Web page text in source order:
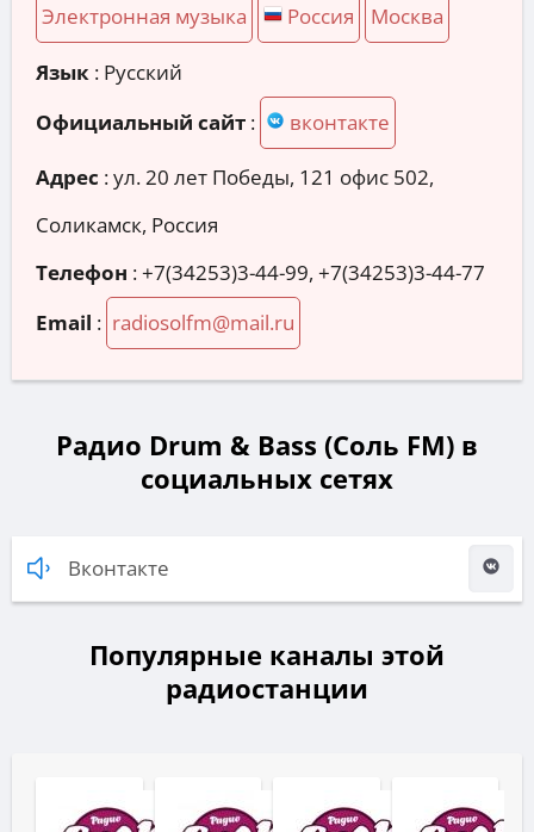
Электронная музыка Россия Москва
Язык : Русский
Официальный сайт : вконтакте
Адрес :ул. 20 лет Победы, 121 офис 502,
Соликамск, Россия
Телефон :+7(34253)3-44-99, +7(34253)3-44-77
Email : radiosolfm@mail.ru
Радио Drum & Bass (Соль FM) в
социальных сетях
Вконтакте
Популярные каналы этой
радиостанции